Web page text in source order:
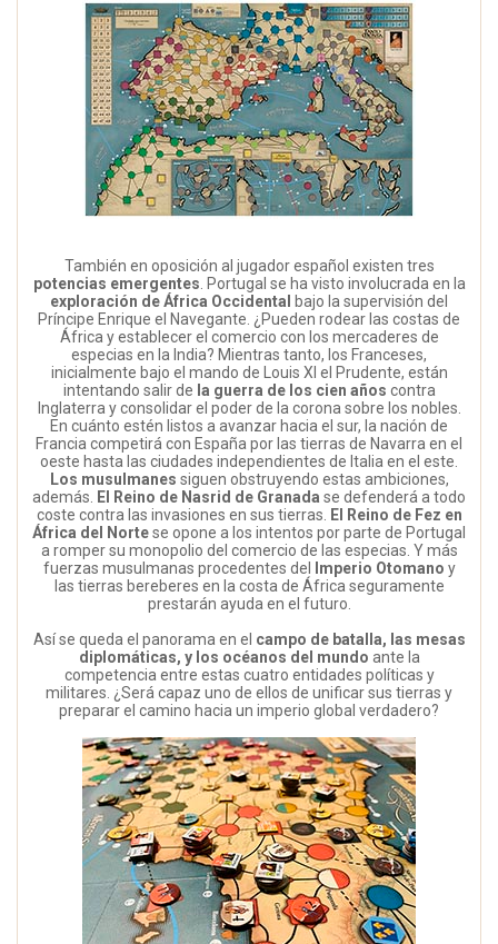
También en oposición al jugador español existen tres
potencias emergentes. Portugal se ha visto involucrada en la
exploración de África Occidental
bajo la supervisión del
Príncipe Enrique el Navegante. ¿Pueden rodear las costas de
África y establecer el comercio con los mercaderes de
especias en la India? Mientras tanto, los Franceses,
inicialmente bajo el mando de Louis XI el Prudente, están
intentando salir de la guerra de los cien años contra
Inglaterra y consolidar el poder de la corona sobre los nobles.
En cuánto estén listos a avanzar hacia el sur, la nación de
Francia competirá con España por las tierras de Navarra en el
oeste hasta las ciudades independientes de Italia en el este.
Los musulmanes siguen obstruyendo estas ambiciones,
además. El Reino de Nasrid de Granada se defenderá a todo
coste contra las invasiones en sus tierras. El Reino de Fez en
África del Nortese opone a los intentos por parte de Portugal
a romper su monopolio del comercio de las especias. Y más
fuerzas musulmanas procedentes del
Imperio Otomano y
las tierras bereberes en la costa de África seguramente
prestarán ayuda en el futuro.
Así se queda el panorama en el campo de batalla, las mesas
diplomáticas, y los océanos del mundo ante la
competencia entre estas cuatro entidades políticas y
militares. ¿Será capaz uno de ellos de unificar sus tierras y
preparar el camino hacia un imperio global verdadero?